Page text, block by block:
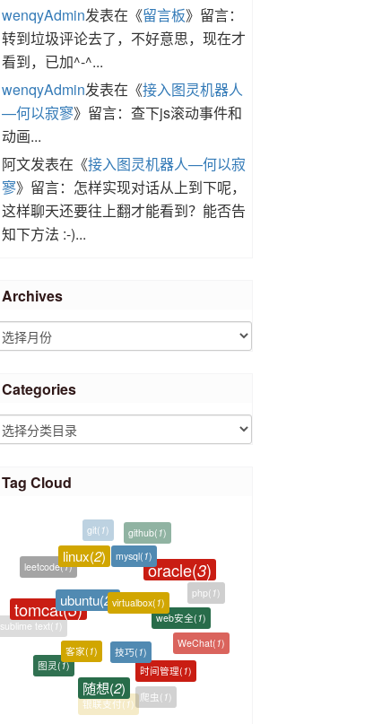
wenqyAdmin发表在《留言板》留言：
转到垃圾评论去了，不好意思，现在才
看到，已加^-^...
wenqyAdmin发表在《接入图灵机器人
—何以寂寥》留言：查下js滚动事件和
动画...
阿文发表在《接入图灵机器人—何以寂
寥》留言：怎样实现对话从上到下呢，
这样聊天还要往上翻才能看到？能否告
知下方法 :-)...
Archives
Categories
Tag Cloud
leetcode 1)
linux(2) mysql(1)
oracle(3)
php( 1)
sublime text(1)
tomcat(3)
ubuntu virtualbox(1)
web安全(1)
WeChat(1)
)
图灵(1)
时间管理(1)
爬虫(1)
银联支付(1)
随想(2)